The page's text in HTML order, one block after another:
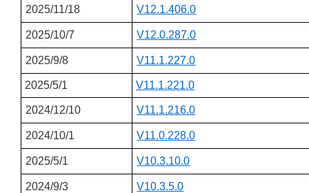
2025/11/18 V12.1.406.0
2025/10/7 V12.0.287.0
2025/9/8 V11.1.227.0
2025/5/1 V11.1.221.0
2024/12/10 V11.1.216.0
2024/10/1 V11.0.228.0
2025/5/1 V10.3.10.0
2024/9/3 V10.3.5.0